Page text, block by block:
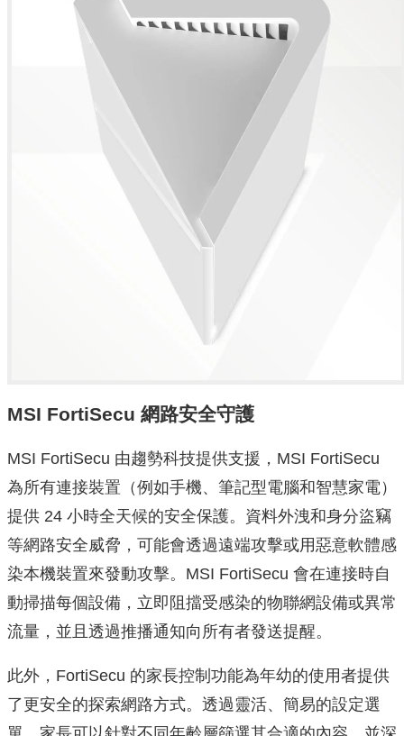
MSI FortiSecu 網路安全守護
MSI FortiSecu 由趨勢科技提供支援，MSI FortiSecu
為所有連接裝置（例如手機、筆記型電腦和智慧家電）
提供 24 小時全天候的安全保護。資料外洩和身分盜竊
等網路安全威脅，可能會透過遠端攻擊或用惡意軟體感
染本機裝置來發動攻擊。MSI FortiSecu 會在連接時自
動掃描每個設備，立即阻擋受感染的物聯網設備或異常
流量，並且透過推播通知向所有者發送提醒。
此外，FortiSecu 的家長控制功能為年幼的使用者提供
了更安全的探索網路方式。透過靈活、簡易的設定選